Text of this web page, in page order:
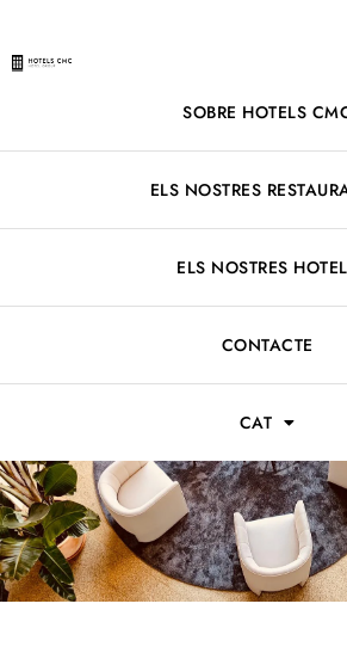
SOBRE HOTELS
ELS NOSTRES
ELS NOSTRES
CONTACTE
CAT